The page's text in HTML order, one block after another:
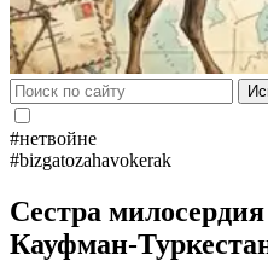
#нетвойне
#bizgatozahavokerak
Сестра
Кауфман-